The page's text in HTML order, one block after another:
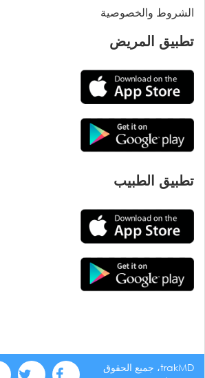
الشروط والخصوصية
تطبيق المريض
تطبيق الطبيب
trakMD، جميع الحقوق